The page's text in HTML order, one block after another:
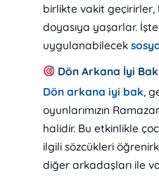
birlikte vakit geçirirler,
doyasıya yaşarlar.
uygulanabilecek
Dön Arkana İyi
Dön arkana iyi bak,
oyunlarımızın
halidir. Bu etkinlikle
ilgili sözcükleri
diğer arkadaşları ile